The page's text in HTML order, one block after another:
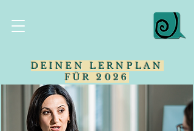
DEINEN LERNPLAN
FÜR 2026